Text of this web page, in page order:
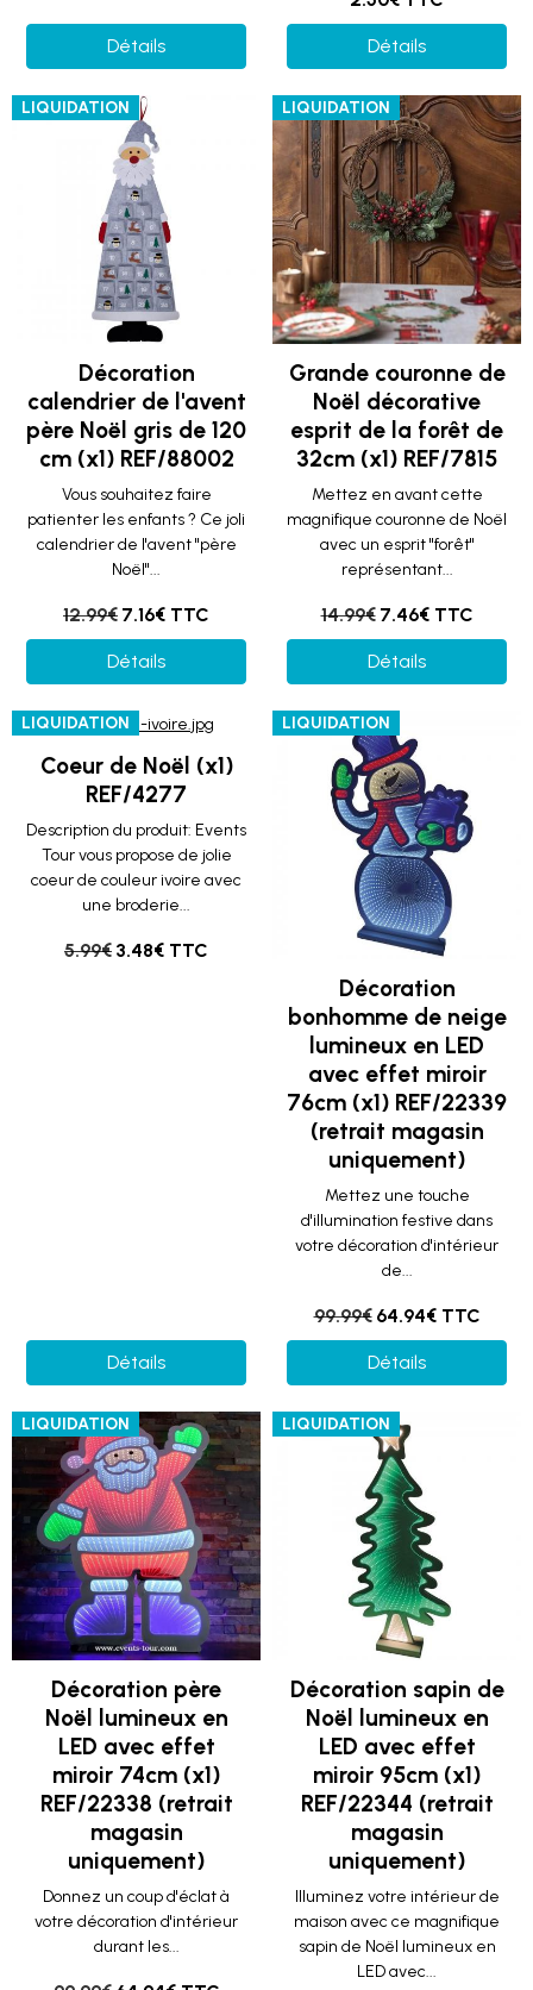
Détails Détails
LIQUIDATION
Décoration
calendrier de l'avent
père Noël gris de 120
cm (x1) REF/88002
Vous souhaitez faire
patienter les enfants ? Ce joli
calendrier de l'avent "père
Noël"...
12.99€ 7.16€ TTC
Détails
LIQUIDATION
Grande couronne de
Noël décorative
esprit de la forêt de
32cm (x1) REF/7815
Mettez en avant cette
magnifique couronne de Noël
avec un esprit "forêt"
représentant...
14.99€ 7.46€ TTC
Détails
LIQUIDATION
Coeur de Noël (x1)
REF/4277
Description du produit: Events
Tour vous propose de jolie
coeur de couleur ivoire avec
une broderie...
5.99€ 3.48€ TTC
Détails
LIQUIDATION
Décoration
bonhomme de neige
lumineux en LED
avec effet miroir
76cm (x1) REF/22339
(retrait magasin
uniquement)
Mettez une touche
d'illumination festive dans
votre décoration d'intérieur
de...
99.99€ 64.94€ TTC
Détails
LIQUIDATION
Décoration père
Noël lumineux en
LED avec effet
miroir 74cm (x1)
REF/22338 (retrait
magasin
uniquement)
Donnez un coup d'éclat à
votre décoration d'intérieur
durant les...
LIQUIDATION
Décoration sapin de
Noël lumineux en
LED avec effet
miroir 95cm (x1)
REF/22344 (retrait
magasin
uniquement)
Illuminez votre intérieur de
maison avec ce magnifique
sapin de Noël lumineux en
LED avec...